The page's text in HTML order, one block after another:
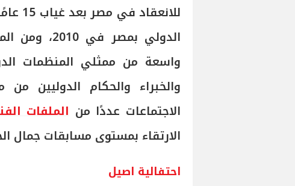
الدولي
واسعة من ممثلي المنظمات
والخبراء والحكام الدوليين
الاجتماعات عددًا من الملفات
الارتقاء بمستوى مسابقات جمال
احتفالية اصيل